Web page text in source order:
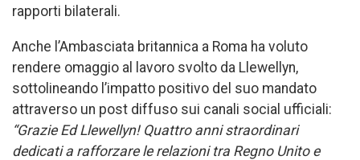
rapporti bilaterali.
Anche l’Ambasciata britannica a Roma ha voluto
rendere omaggio al lavoro svolto da Llewellyn,
sottolineando l’impatto positivo del suo mandato
attraverso un post diffuso sui canali social ufficiali:
“Grazie Ed Llewellyn! Quattro anni straordinari
dedicati a rafforzare le relazioni tra Regno Unito e